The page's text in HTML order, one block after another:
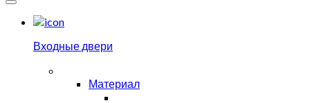
Входные двери
Материал